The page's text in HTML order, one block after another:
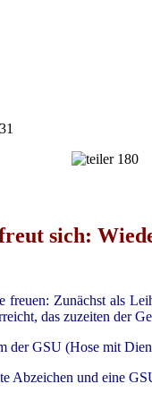
sich:
Zunächst als
das zuzeiten der
der GSU (Hose mit
Abzeichen und eine